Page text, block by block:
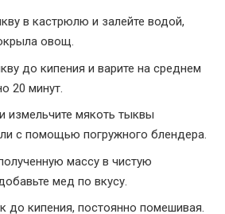
в кастрюлю и залейте водой,
овощ.
до кипения и варите на среднем
20 минут.
измельчите мякоть тыквы
с помощью погружного блендера.
массу в чистую
мед по вкусу.
до кипения, постоянно помешивая.